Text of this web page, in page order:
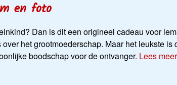
en foto
Dan is dit een origineel cadeau voor
het grootmoederschap. Maar het leukste is
boodschap voor de ontvanger. Lees